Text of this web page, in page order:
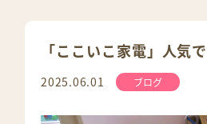
「ここいこ家電」人気
2025.06.01 ブログ